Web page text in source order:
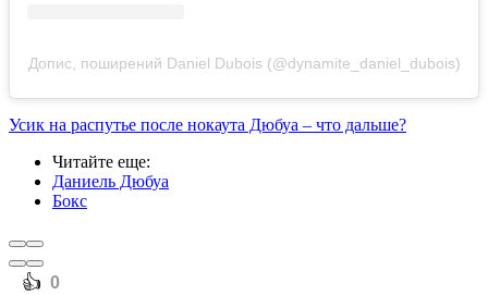
Допис, поширений Daniel Dubois (@dynamite_daniel_dubois)
Усик на распутье после нокаута Дюбуа – что дальше?
Читайте еще:
Даниель Дюбуа
Бокс
️👍 0